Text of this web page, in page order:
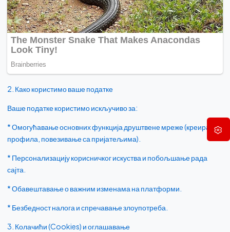
2. Како користимо ваше податке
Ваше податке користимо искључиво за:
* Омогућавање основних функција друштвене мреже (креирање
профила, повезивање са пријатељима).
* Персонализацију корисничког искуства и побољшање рада
сајта.
* Обавештавање о важним изменама на платформи.
* Безбедност налога и спречавање злоупотреба.
3. Колачићи (Cookies) и оглашавање